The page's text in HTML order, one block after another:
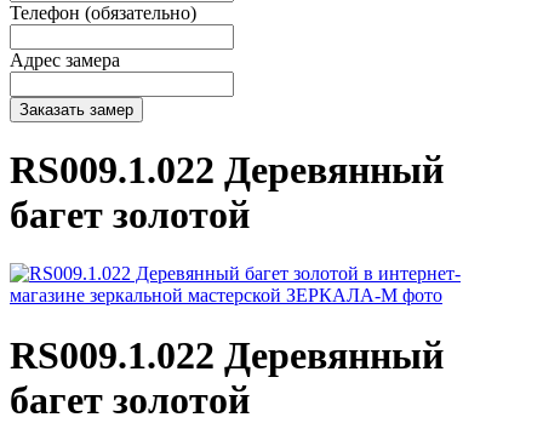
Телефон (обязательно)
Адрес замера
Заказать замер
RS009.1.022 Деревянный
багет золотой
RS009.1.022 Деревянный
багет золотой